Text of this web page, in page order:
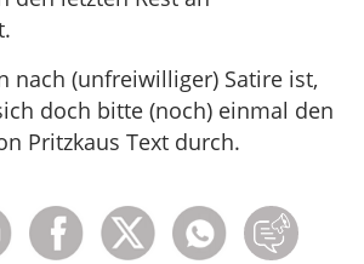
nach (unfreiwilliger) Satire ist,
doch bitte (noch) einmal den
Pritzkaus Text durch.